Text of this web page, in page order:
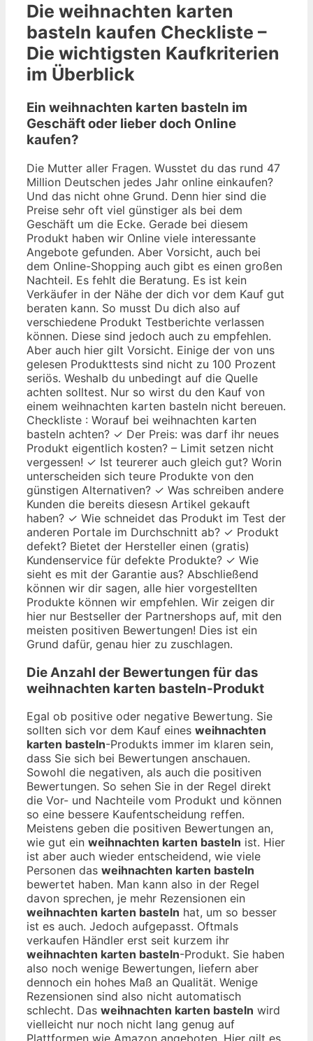
Die weihnachten karten
basteln kaufen Checkliste –
Die wichtigsten Kaufkriterien
im Überblick
Ein weihnachten karten basteln im
Geschäft oder lieber doch Online
kaufen?
Die Mutter aller Fragen. Wusstet du das rund 47
Million Deutschen jedes Jahr online einkaufen?
Und das nicht ohne Grund. Denn hier sind die
Preise sehr oft viel günstiger als bei dem
Geschäft um die Ecke. Gerade bei diesem
Produkt haben wir Online viele interessante
Angebote gefunden. Aber Vorsicht, auch bei
dem Online-Shopping auch gibt es einen großen
Nachteil. Es fehlt die Beratung. Es ist kein
Verkäufer in der Nähe der dich vor dem Kauf gut
beraten kann. So musst Du dich also auf
verschiedene Produkt Testberichte verlassen
können. Diese sind jedoch auch zu empfehlen.
Aber auch hier gilt Vorsicht. Einige der von uns
gelesen Produkttests sind nicht zu 100 Prozent
seriös. Weshalb du unbedingt auf die Quelle
achten solltest. Nur so wirst du den Kauf von
einem weihnachten karten basteln nicht bereuen.
Checkliste : Worauf bei weihnachten karten
basteln achten? ✓ Der Preis: was darf ihr neues
Produkt eigentlich kosten? – Limit setzen nicht
vergessen! ✓ Ist teurerer auch gleich gut? Worin
unterscheiden sich teure Produkte von den
günstigen Alternativen? ✓ Was schreiben andere
Kunden die bereits diesesn Artikel gekauft
haben? ✓ Wie schneidet das Produkt im Test der
anderen Portale im Durchschnitt ab? ✓ Produkt
defekt? Bietet der Hersteller einen (gratis)
Kundenservice für defekte Produkte? ✓ Wie
sieht es mit der Garantie aus? Abschließend
können wir dir sagen, alle hier vorgestellten
Produkte können wir empfehlen. Wir zeigen dir
hier nur Bestseller der Partnershops auf, mit den
meisten positiven Bewertungen! Dies ist ein
Grund dafür, genau hier zu zuschlagen.
Die Anzahl der Bewertungen für das
weihnachten karten basteln-Produkt
Egal ob positive oder negative Bewertung. Sie
sollten sich vor dem Kauf eines weihnachten
karten basteln-Produkts immer im klaren sein,
dass Sie sich bei Bewertungen anschauen.
Sowohl die negativen, als auch die positiven
Bewertungen. So sehen Sie in der Regel direkt
die Vor- und Nachteile vom Produkt und können
so eine bessere Kaufentscheidung reffen.
Meistens geben die positiven Bewertungen an,
wie gut ein weihnachten karten basteln ist. Hier
ist aber auch wieder entscheidend, wie viele
Personen das weihnachten karten basteln
bewertet haben. Man kann also in der Regel
davon sprechen, je mehr Rezensionen ein
weihnachten karten basteln hat, um so besser
ist es auch. Jedoch aufgepasst. Oftmals
verkaufen Händler erst seit kurzem ihr
weihnachten karten basteln-Produkt. Sie haben
also noch wenige Bewertungen, liefern aber
dennoch ein hohes Maß an Qualität. Wenige
Rezensionen sind also nicht automatisch
schlecht. Das weihnachten karten basteln wird
vielleicht nur noch nicht lang genug auf